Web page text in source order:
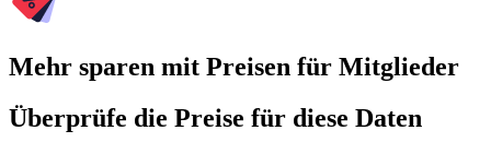
Mehr sparen mit Preisen für Mitglieder
Überprüfe die Preise für diese Daten